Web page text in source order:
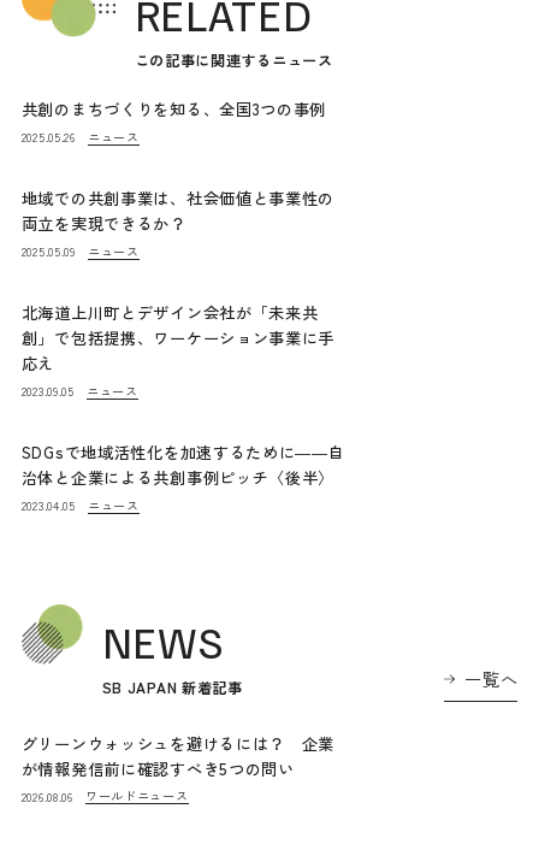
RELATED
この記事に関連するニュース
共創のまちづくりを知る、全国3つの事例
2025.05.26 ニュース
地域での共創事業は、社会価値と事業性の
両立を実現できるか？
2025.05.09 ニュース
北海道上川町とデザイン会社が「未来共
創」で包括提携、ワーケーション事業に手
応え
2023.09.05 ニュース
SDGsで地域活性化を加速するために――自
治体と企業による共創事例ピッチ〈後半〉
2023.04.05 ニュース
NEWS
SB JAPAN 新着記事 一覧へ
グリーンウォッシュを避けるには？ 企業
が情報発信前に確認すべき5つの問い
2026.08.06 ワールドニュース